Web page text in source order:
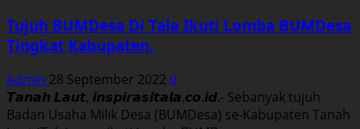
Jalin
Silaturahmi
Tujuh BUMDesa Di Tala Ikuti Lomba BUMDesa
Tingkat Kabupaten.
Admin 28 September 2022 0
𝙏𝙖𝙣𝙖𝙝 𝙇𝙖𝙪𝙩, 𝙞𝙣𝙨𝙥𝙞𝙧𝙖𝙨𝙞𝙩𝙖𝙡𝙖.𝙘𝙤.𝙞𝙙.- Sebanyak tujuh
Badan Usaha Milik Desa (BUMDesa) se-Kabupaten Tanah